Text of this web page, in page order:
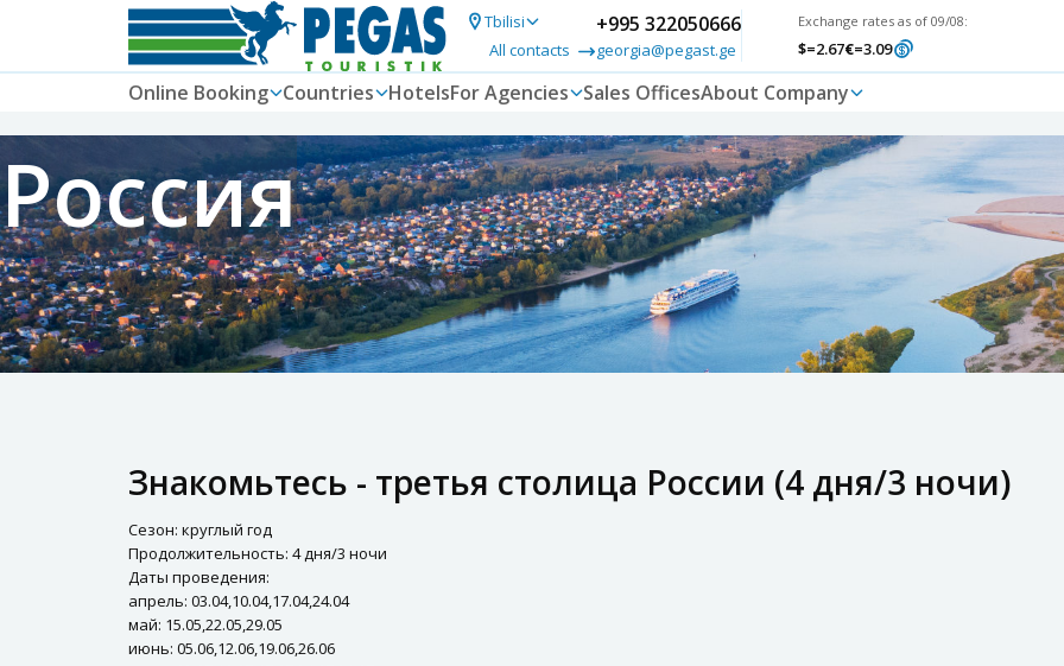
Tbilisi
All contacts
+995 322050666
georgia@pegast.ge
Exchange rates as of 09/08:
$=2.67€=3.09
Online Booking Countries HotelsFor Agencies Sales OfficesAbout Company
Россия
Знакомьтесь - третья столица России (4 дня/3 ночи)
Сезон: круглый год
Продолжительность: 4 дня/3 ночи
Даты проведения:
апрель: 03.04,10.04,17.04,24.04
май: 15.05,22.05,29.05
июнь: 05.06,12.06,19.06,26.06